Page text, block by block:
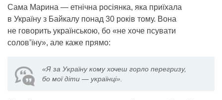
Сама Марина — етнічна росіянка, яка приїхала
в Україну з Байкалу понад 30 років тому. Вона
не говорить українською, бо «не хоче псувати
солов’їну», але каже прямо:
«Я за Україну кому хочеш горло перегризу,
бо мої діти — українці».